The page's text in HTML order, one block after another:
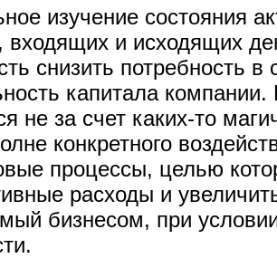
изучение состояния
входящих и исходящих
снизить потребность в
капитала компании.
не за счет каких-то
конкретного
процессы, целью
расходы и
бизнесом, при